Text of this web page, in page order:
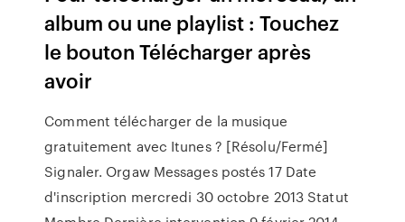
album ou une playlist : Touchez
le bouton Télécharger après
avoir
Comment télécharger de la musique
gratuitement avec Itunes ? [Résolu/Fermé]
Signaler. Orgaw Messages postés 17 Date
d'inscription mercredi 30 octobre 2013 Statut